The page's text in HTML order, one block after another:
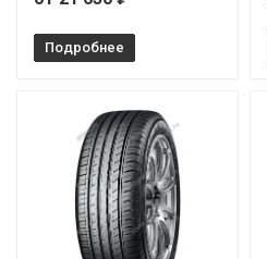
Подробнее